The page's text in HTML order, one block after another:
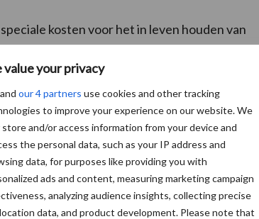
value your privacy
our 4 partners use cookies and other tracking
to improve your experience on our website. We
store and/or access information from your device and
the personal data, such as your IP address and
data, for purposes like providing you with
ads and content, measuring marketing campaign
analyzing audience insights, collecting precise
data, and product development. Please note that
kosten voor het in leven houden van
bij het percentage vaste lasten en komt
€ 225.000 voor de gehele coronaperiode.